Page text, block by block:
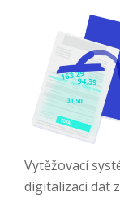
Vytěžovací
digitalizaci dat